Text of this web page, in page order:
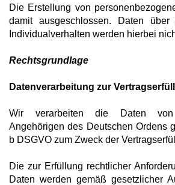
Die Erstellung von
damit ausgeschlossen. Daten
Individualverhalten werden hierbei
Rechtsgrundlage
Datenverarbeitung zur
Wir verarbeiten die Daten
Angehörigen des Deutschen Ordens
b DSGVO zum Zweck der
Die zur Erfüllung rechtlicher
Daten werden gemäß gesetzlicher